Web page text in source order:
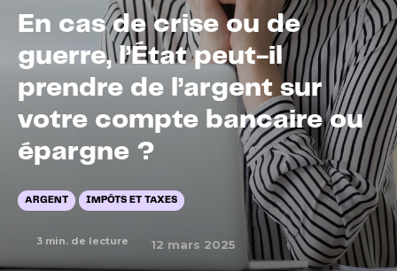
En cas de crise ou de
guerre, l’État peut-il
prendre de l’argent sur
votre compte bancaire ou
épargne ?
ARGENT IMPÔTS ET TAXES
3 min. de lecture 12 mars 2025